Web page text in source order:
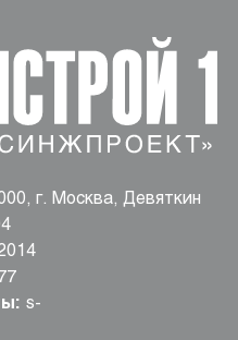
г. Москва, Девяткин
s-